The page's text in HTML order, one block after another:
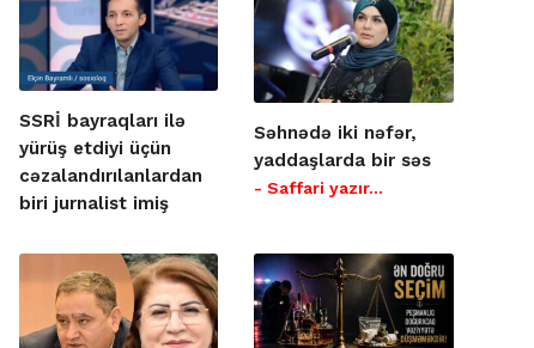
SSRİ bayraqları ilə
yürüş etdiyi üçün
cəzalandırılanlardan
biri jurnalist imiş
Səhnədə iki nəfər,
yaddaşlarda bir səs
- Saffari yazır…